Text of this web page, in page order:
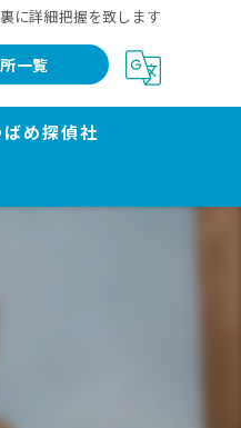
に詳細把握を致します
一覧
め探偵社